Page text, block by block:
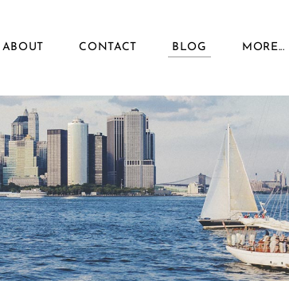
ABOUT CONTACT BLOG MORE...